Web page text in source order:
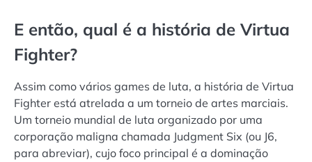
E então, qual é a história de Virtua
Fighter?
Assim como vários games de luta, a história de Virtua
Fighter está atrelada a um torneio de artes marciais.
Um torneio mundial de luta organizado por uma
corporação maligna chamada Judgment Six (ou J6,
para abreviar), cujo foco principal é a dominação